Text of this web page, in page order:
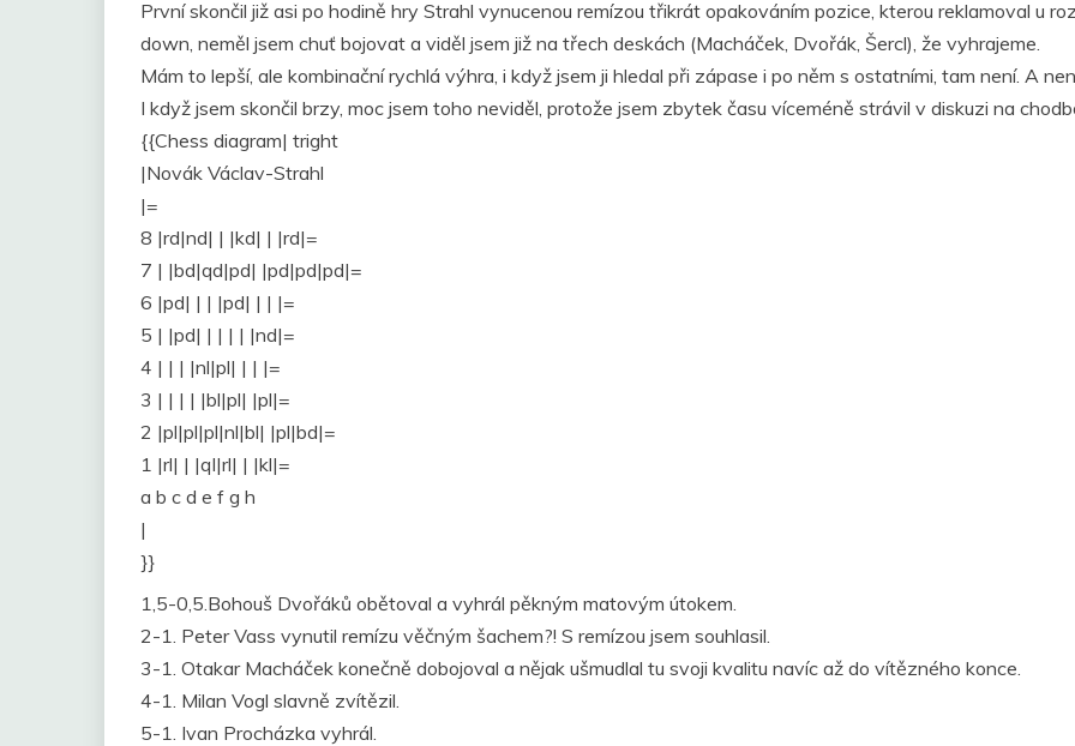
První skončil již asi po hodině hry Strahl vynucenou remízou třikrát opakováním pozice, kterou reklamoval u
down, neměl jsem chuť bojovat a viděl jsem již na třech deskách (Macháček, Dvořák, Šercl), že vyhrajeme.
Mám to lepší, ale kombinační rychlá výhra, i když jsem ji hledal při zápase i po něm s ostatními, tam není. A
I když jsem skončil brzy, moc jsem toho neviděl, protože jsem zbytek času víceméně strávil v diskuzi na
{{Chess diagram| tright
|Novák Václav-Strahl
|=
8 |rd|nd| | |kd| | |rd|=
7 | |bd|qd|pd| |pd|pd|pd|=
6 |pd| | | |pd| | | |=
5 | |pd| | | | | |nd|=
4 | | | |nl|pl| | | |=
3 | | | | |bl|pl| |pl|=
2 |pl|pl|pl|nl|bl| |pl|bd|=
1 |rl| | |ql|rl| | |kl|=
a b c d e f g h
|
}}
1,5-0,5.Bohouš Dvořáků obětoval a vyhrál pěkným matovým útokem.
2-1. Peter Vass vynutil remízu věčným šachem?! S remízou jsem souhlasil.
3-1. Otakar Macháček konečně dobojoval a nějak ušmudlal tu svoji kvalitu navíc až do vítězného konce.
4-1. Milan Vogl slavně zvítězil.
5-1. Ivan Procházka vyhrál.